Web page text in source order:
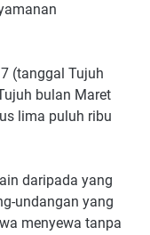
(tanggal Tujuh
bulan Maret
lima puluh ribu
daripada yang
undangan yang
menyewa tanpa